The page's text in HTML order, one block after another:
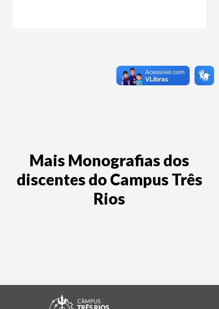
Mais Monografias dos
discentes do Campus Três
Rios